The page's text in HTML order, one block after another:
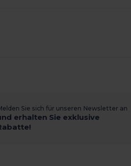
Sie sich für unseren Newsletter an
erhalten Sie exklusive